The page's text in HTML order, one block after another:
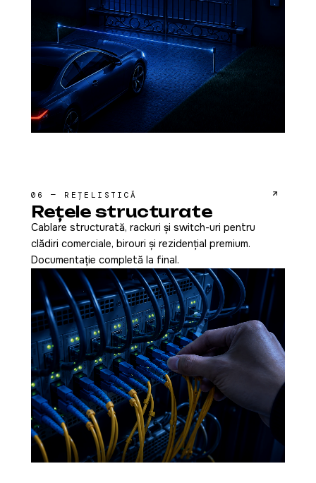
06 — REȚELISTICĂ
Rețele structurate
Cablare structurată, rackuri și switch-uri pentru
clădiri comerciale, birouri și rezidențial premium.
Documentație completă la final.